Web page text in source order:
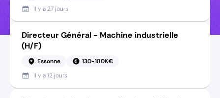
Il y a 27 jours
Directeur Général - Machine industrielle
(H/F)
Essonne
130-180K€
Il y a12 jours